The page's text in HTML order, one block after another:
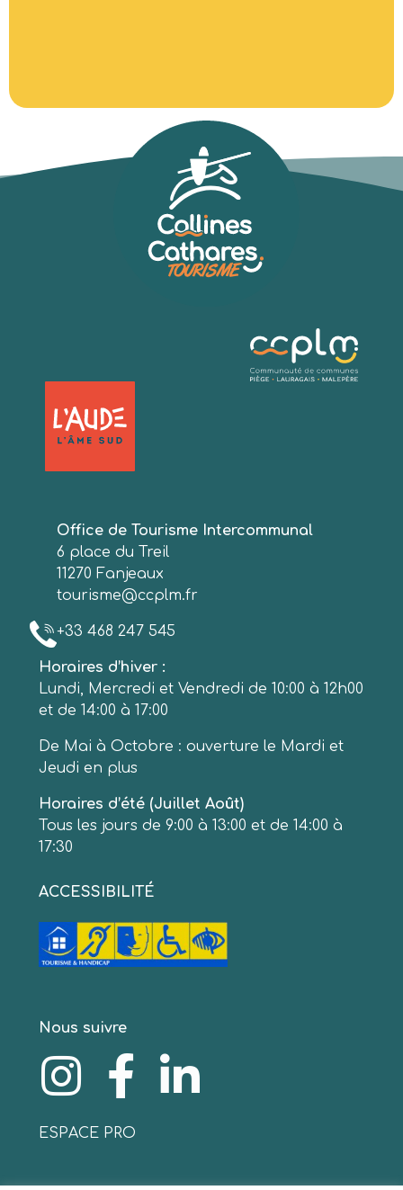
Office de Tourisme Intercommunal
6 place du Treil
11270 Fanjeaux
tourisme@ccplm.fr
+33 468 247 545
Horaires d’hiver :
Lundi, Mercredi et Vendredi de 10:00 à 12h00
et de 14:00 à 17:00
De Mai à Octobre : ouverture le Mardi et
Jeudi en plus
Horaires d’été (Juillet Août)
Tous les jours de 9:00 à 13:00 et de 14:00 à
17:30
ACCESSIBILITÉ
Nous suivre
ESPACE PRO